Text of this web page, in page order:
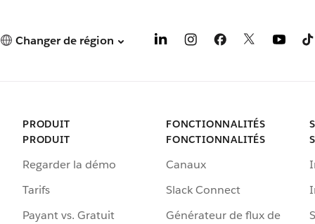
Changer de région
PRODUIT
PRODUIT
Regarder la démo
Tarifs
Payant vs. Gratuit
FONCTIONNALITÉS
FONCTIONNALITÉS
Canaux
Slack Connect
Générateur de flux de